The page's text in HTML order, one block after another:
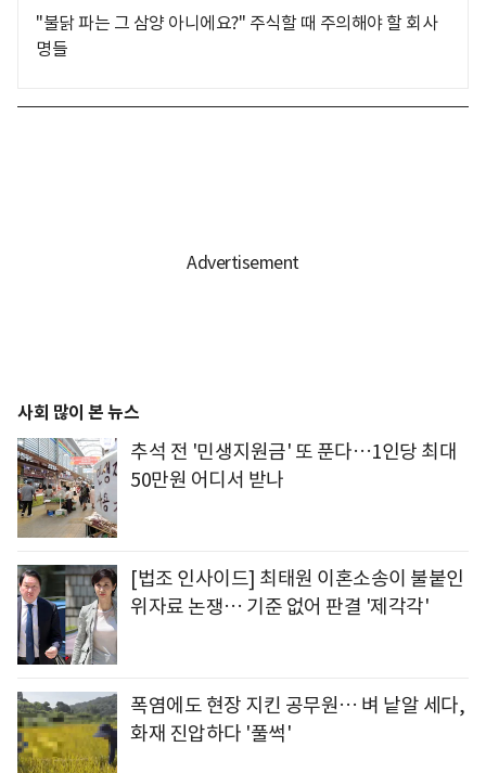
"불닭 파는 그 삼양 아니에요?" 주식할 때 주의해야 할 회사
명들
사회 많이 본 뉴스
추석 전 '민생지원금' 또 푼다…1인당 최대
50만원 어디서 받나
[법조 인사이드] 최태원 이혼소송이 불붙인
위자료 논쟁… 기준 없어 판결 '제각각'
폭염에도 현장 지킨 공무원… 벼 낱알 세다,
화재 진압하다 '풀썩'